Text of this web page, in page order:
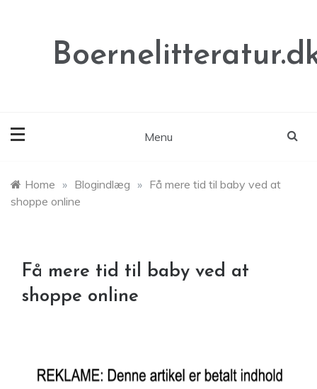
Menu
Home » Blogindlæg » Få mere tid til baby ved at
shoppe online
Få mere tid til baby ved at
shoppe online